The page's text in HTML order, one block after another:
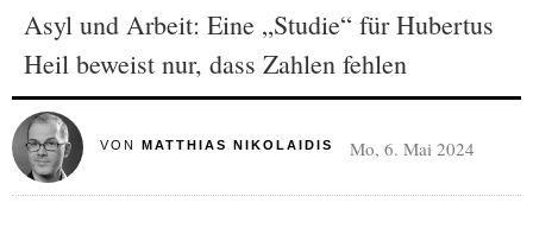
Asyl und Arbeit: Eine „Studie“ für Hubertus
Heil beweist nur, dass Zahlen fehlen
VON MATTHIAS NIKOLAIDIS Mo, 6. Mai 2024